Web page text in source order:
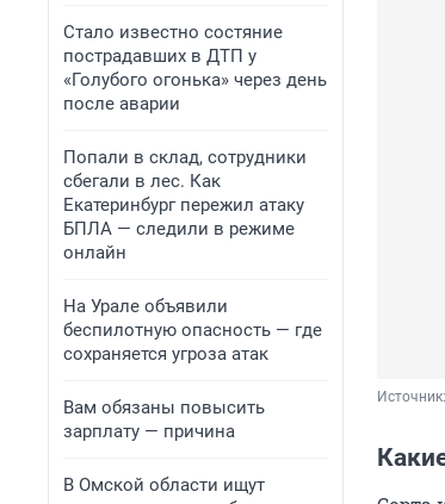
Стало известно состяние
пострадавших в ДТП у
«Голубого огонька» через день
после аварии
Попали в склад, сотрудники
сбегали в лес. Как
Екатеринбург пережил атаку
БПЛА — следили в режиме
онлайн
На Урале объявили
беспилотную опасность — где
сохраняется угроза атак
Вам обязаны повысить
зарплату — причина
В Омской области ищут
Источник: